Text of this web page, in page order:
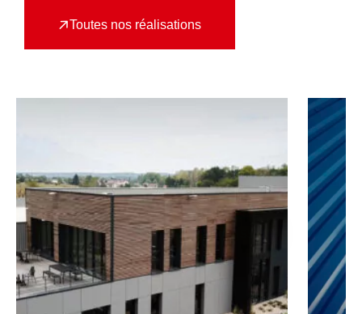
Toutes nos réalisations
GLISSER